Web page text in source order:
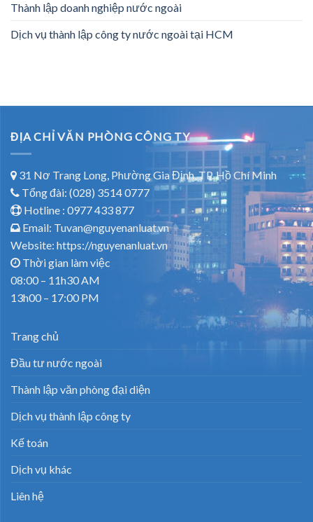
Thành lập doanh nghiệp nước ngoài
Dịch vụ thành lập công ty nước ngoài tại HCM
ĐỊA CHỈ VĂN PHÒNG CÔNG TY
31 Nơ Trang Long, Phường Gia Định, TP. Hồ Chí Minh
Tổng đài: (028) 3514 0777
Hotline : 0977 433 877
Email: Tuvan@nguyenanluat.vn
Website: https://nguyenanluat.vn
Thời gian làm việc
08:00 – 11h30 AM
13h00 – 17:00 PM
Trang chủ
Đầu tư nước ngoài
Thành lập văn phòng đại diện
Dịch vụ thành lập công ty
Kế toán
Dịch vụ khác
Liên hệ